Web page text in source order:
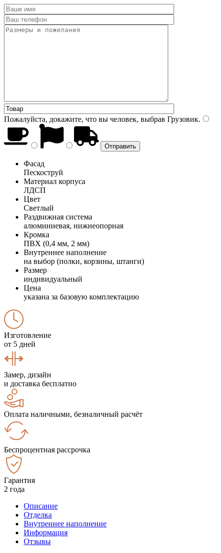
Пожалуйста, докажите, что вы человек, выбрав Грузовик.
Фасад
Пескоструй
Материал корпуса
ЛДСП
Цвет
Светлый
Раздвижная система
алюминиевая, нижнеопорная
Кромка
ПВХ (0,4 мм, 2 мм)
Внутреннее наполнение
на выбор (полки, корзины, штанги)
Размер
индивидуальный
Цена
указана за базовую комплектацию
Изготовление
от 5 дней
Замер, дизайн
и доставка бесплатно
Оплата наличными, безналичный расчёт
Беспроцентная рассрочка
Гарантия
2 года
Описание
Отделка
Внутреннее наполнение
Информация
Отзывы